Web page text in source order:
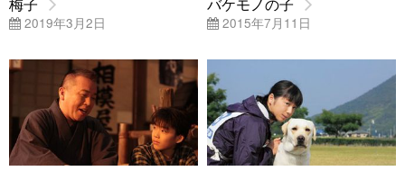
2019年3月2日 2015年7月11日